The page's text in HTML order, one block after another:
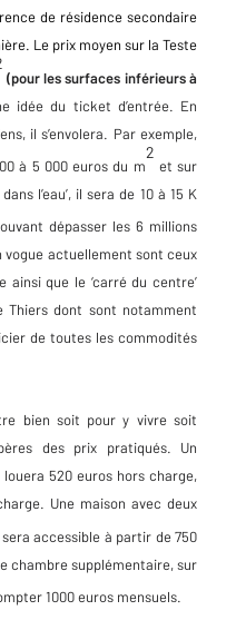
de résidence secondaire
Le prix moyen sur la Teste
(pour les surfaces inférieurs à
idée du ticket d’entrée. En
il s’envolera. Par exemple,
à 5 000 euros du m
2
et sur
l’eau’, il sera de 10 à 15 K
dépasser les 6 millions
vogue actuellement sont ceux
que le ‘carré du centre’
dont sont notamment
de toutes les commodités
bien soit pour y vivre soit
des prix pratiqués. Un
520 euros hors charge,
Une maison avec deux
accessible à partir de 750
chambre supplémentaire, sur
1000 euros mensuels.